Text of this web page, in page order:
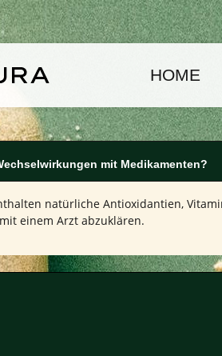
HOME
mit Medikamenten?
natürliche Antioxidantien,
einem Arzt abzuklären.